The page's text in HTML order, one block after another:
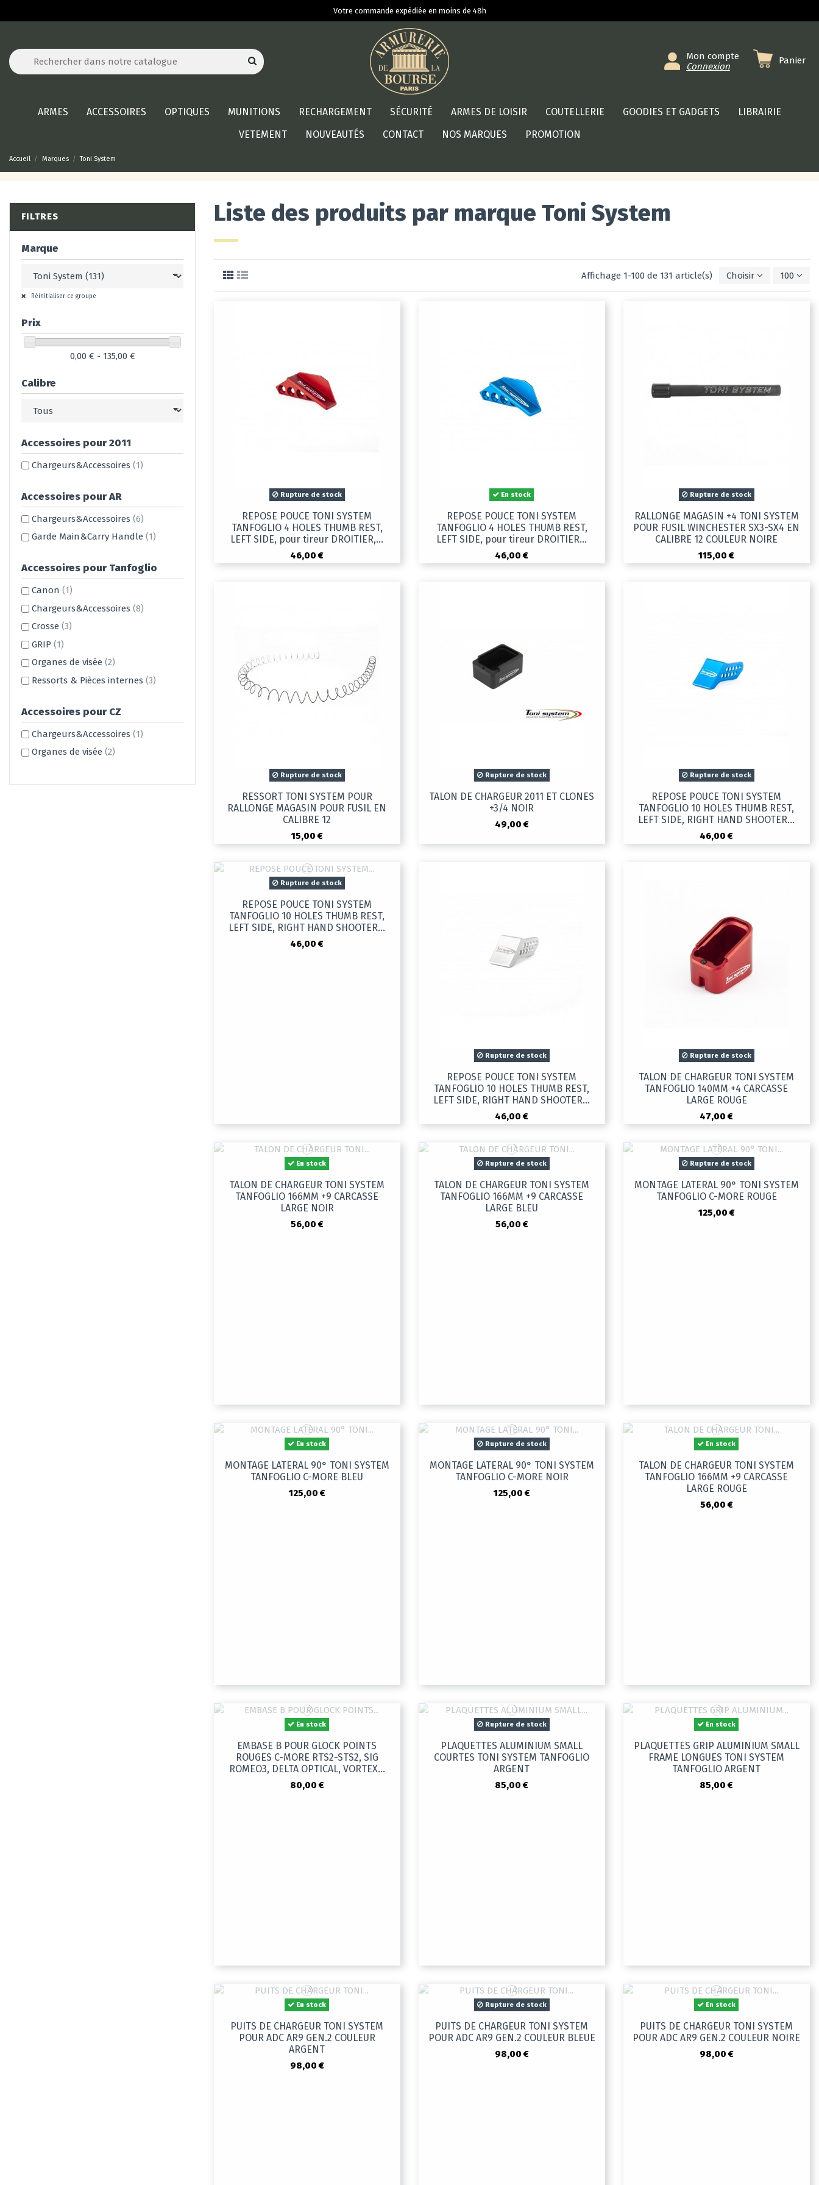
Votre commande expédiée en moins de 48h
Mon compte
Connexion
Panier
ARMES ACCESSOIRES OPTIQUES MUNITIONS RECHARGEMENT SÉCURITÉ ARMES DE LOISIR COUTELLERIE GOODIES ET GADGETS
LIBRAIRIE
VETEMENT
NOUVEAUTÉS CONTACT NOS MARQUES PROMOTION
Accueil Marques Toni System
Liste des produits par marque Toni System
Affichage 1-100 de 131 article(s) Choisir 100
Rupture de stock
REPOSE POUCE TONI SYSTEM
TANFOGLIO 4 HOLES THUMB REST,
LEFT SIDE, pour tireur DROITIER,...
46,00 €
En stock
REPOSE POUCE TONI SYSTEM
TANFOGLIO 4 HOLES THUMB REST,
LEFT SIDE, pour tireur DROITIER...
46,00 €
Rupture de stock
RALLONGE MAGASIN +4 TONI SYSTEM
POUR FUSIL WINCHESTER SX3-SX4 EN
CALIBRE 12 COULEUR NOIRE
115,00 €
Rupture de stock
RESSORT TONI SYSTEM POUR
RALLONGE MAGASIN POUR FUSIL EN
CALIBRE 12
15,00 €
Rupture de stock
TALON DE CHARGEUR 2011 ET CLONES
+3/4 NOIR
49,00 €
Rupture de stock
REPOSE POUCE TONI SYSTEM
TANFOGLIO 10 HOLES THUMB REST,
LEFT SIDE, RIGHT HAND SHOOTER...
46,00 €
Rupture de stock
REPOSE POUCE TONI SYSTEM
TANFOGLIO 10 HOLES THUMB REST,
LEFT SIDE, RIGHT HAND SHOOTER...
46,00 €
Rupture de stock
REPOSE POUCE TONI SYSTEM
TANFOGLIO 10 HOLES THUMB REST,
LEFT SIDE, RIGHT HAND SHOOTER...
46,00 €
Rupture de stock
TALON DE CHARGEUR TONI SYSTEM
TANFOGLIO 140MM +4 CARCASSE
LARGE ROUGE
47,00 €
En stock
TALON DE CHARGEUR TONI SYSTEM
TANFOGLIO 166MM +9 CARCASSE
LARGE NOIR
56,00 €
Rupture de stock
TALON DE CHARGEUR TONI SYSTEM
TANFOGLIO 166MM +9 CARCASSE
LARGE BLEU
56,00 €
Rupture de stock
MONTAGE LATERAL 90° TONI SYSTEM
TANFOGLIO C-MORE ROUGE
125,00 €
En stock
MONTAGE LATERAL 90° TONI SYSTEM
TANFOGLIO C-MORE BLEU
125,00 €
Rupture de stock
MONTAGE LATERAL 90° TONI SYSTEM
TANFOGLIO C-MORE NOIR
125,00 €
En stock
TALON DE CHARGEUR TONI SYSTEM
TANFOGLIO 166MM +9 CARCASSE
LARGE ROUGE
56,00 €
En stock
EMBASE B POUR GLOCK POINTS
ROUGES C-MORE RTS2-STS2, SIG
ROMEO3, DELTA OPTICAL, VORTEX...
80,00 €
Rupture de stock
PLAQUETTES ALUMINIUM SMALL
COURTES TONI SYSTEM TANFOGLIO
ARGENT
85,00 €
En stock
PLAQUETTES GRIP ALUMINIUM SMALL
FRAME LONGUES TONI SYSTEM
TANFOGLIO ARGENT
85,00 €
En stock
PUITS DE CHARGEUR TONI SYSTEM
POUR ADC AR9 GEN.2 COULEUR
ARGENT
98,00 €
Rupture de stock
PUITS DE CHARGEUR TONI SYSTEM
POUR ADC AR9 GEN.2 COULEUR BLEUE
98,00 €
En stock
PUITS DE CHARGEUR TONI SYSTEM
POUR ADC AR9 GEN.2 COULEUR NOIRE
98,00 €
FILTRES
Marque
Réinitialiser ce groupe
Prix
0,00 € - 135,00 €
Calibre
Accessoires pour 2011
Chargeurs&Accessoires (1)
Accessoires pour AR
Chargeurs&Accessoires (6)
Garde Main&Carry Handle (1)
Accessoires pour Tanfoglio
Canon (1)
Chargeurs&Accessoires (8)
Crosse (3)
GRIP (1)
Organes de visée (2)
Ressorts & Pièces internes (3)
Accessoires pour CZ
Chargeurs&Accessoires (1)
Organes de visée (2)